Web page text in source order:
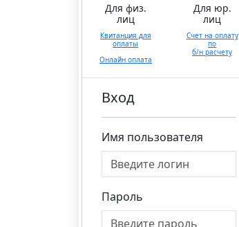
Для физ.
лиц
Квитанция для
оплаты
Онлайн оплата
Для юр.
лиц
Счет на оплату
по
б/н расчету
Вход
Имя пользователя
Пароль